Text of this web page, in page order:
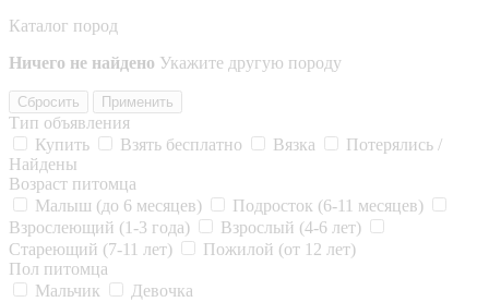
Каталог пород
Ничего не найдено Укажите другую породу
Сбросить Применить
Тип объявления
Купить
Взять бесплатно Вязка
Потерялись /
Найдены
Возраст питомца
Малыш (до 6 месяцев)
Подросток (6-11 месяцев)
Взрослеющий (1-3 года)
Взрослый (4-6 лет)
Стареющий (7-11 лет)
Пожилой (от 12 лет)
Пол питомца
Мальчик
Девочка